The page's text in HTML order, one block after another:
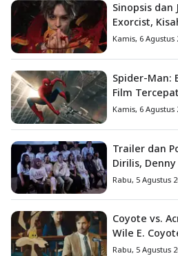
Sinopsis dan
Exorcist,
Melawan
Kamis, 6 Agustus
Spider-Man:
Film
Tembus
Kamis, 6 Agustus
Trailer dan
Dirilis,
Nyata Fanny
Rabu, 5 Agustus
Coyote vs.
Wile E.
Corporation
Rabu, 5 Agustus